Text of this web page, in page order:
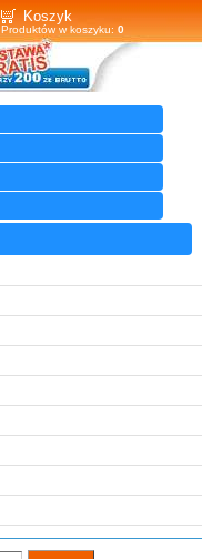
Koszyk
Produktów w koszyku: 0